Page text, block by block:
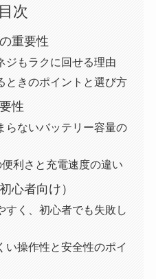
目次
重要性
ジもラクに回せる理由
ときのポイントと選び方
性
らないバッテリー容量の
利さと充電速度の違い
心者向け）
すく、初心者でも失敗し
い操作性と安全性のポイ